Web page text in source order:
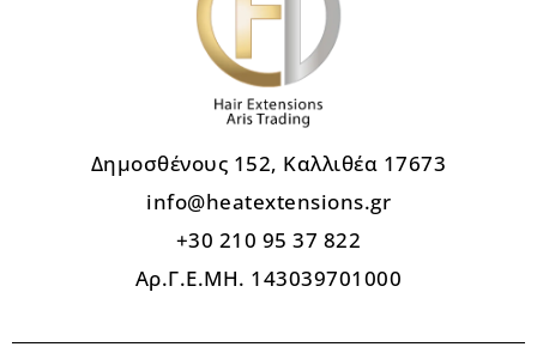
Δημοσθένους 152, Καλλιθέα 17673
info@heatextensions.gr
+30 210 95 37 822
Αρ.Γ.Ε.ΜΗ. 143039701000